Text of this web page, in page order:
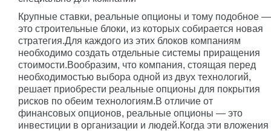
Крупные ставки, реальные опционы и тому подобное —
это строительные блоки, из которых собирается новая
стратегия.Для каждого из этих блоков компаниям
необходимо создать отдельные системы приращения
стоимости.Вообразим, что компания, стоящая перед
необходимостью выбора одной из двух технологий,
решает приобрести реальные опционы для покрытия
рисков по обеим технологиям.В отличие от
финансовых опционов, реальные опционы — это
инвестиции в организации и людей.Когда эти вложения